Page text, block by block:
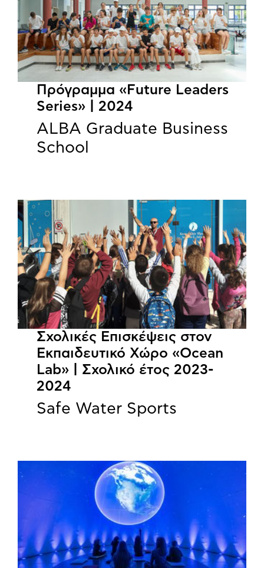
Πρόγραμμα «Future Leaders
Series» | 2024
ALBA Graduate Business
School
Σχολικές Επισκέψεις στον
Εκπαιδευτικό Χώρο «Ocean
Lab» | Σχολικό έτος 2023-
2024
Safe Water Sports